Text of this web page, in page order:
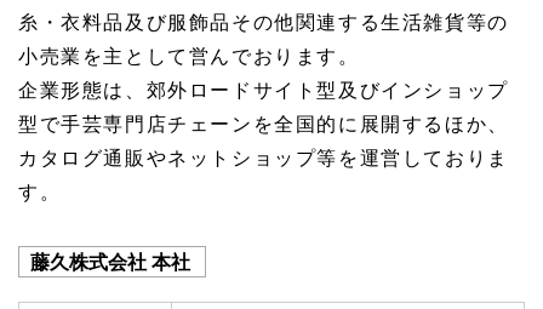
糸・衣料品及び服飾品その他関連する生活雑貨等の
小売業を主として営んでおります。
企業形態は、郊外ロードサイト型及びインショップ
型で手芸専門店チェーンを全国的に展開するほか、
カタログ通販やネットショップ等を運営しておりま
す。
藤久株式会社 本社